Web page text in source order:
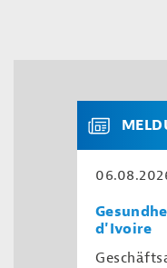
d'Ivoire